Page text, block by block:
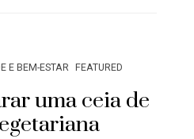
E BEM-ESTAR FEATURED
uma ceia de